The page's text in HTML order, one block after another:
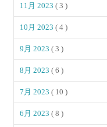
11月 2023( 3 )
10月 2023( 4 )
9月 2023( 3 )
8月 2023( 6 )
7月 2023( 10 )
6月 2023( 8 )